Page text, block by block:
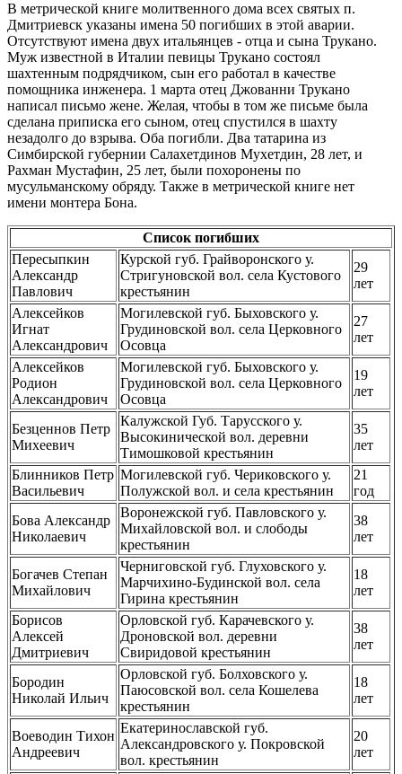
В метрической книге молитвенного дома всех святых п.
Дмитриевск указаны имена 50 погибших в этой аварии.
Отсутствуют имена двух итальянцев - отца и сына Трукано.
Муж известной в Италии певицы Трукано состоял
шахтенным подрядчиком, сын его работал в качестве
помощника инженера. 1 марта отец Джованни Трукано
написал письмо жене. Желая, чтобы в том же письме была
сделана приписка его сыном, отец спустился в шахту
незадолго до взрыва. Оба погибли. Два татарина из
Симбирской губернии Салахетдинов Мухетдин, 28 лет, и
Рахман Мустафин, 25 лет, были похоронены по
мусульманскому обряду. Также в метрической книге нет
имени монтера Бона.
Список погибших
Пересыпкин
Александр
Павлович
Курской губ. Грайворонского у.
Стригуновской вол. села Кустового
крестьянин
29
лет
Алексейков
Игнат
Александрович
Могилевской губ. Быховского у.
Грудиновской вол. села Церковного
Осовца
27
лет
Алексейков
Родион
Александрович
Могилевской губ. Быховского у.
Грудиновской вол. села Церковного
Осовца
19
лет
Безценнов Петр
Михеевич
Калужской Губ. Тарусского у.
Высокинической вол. деревни
Тимошковой крестьянин
35
лет
Блинников Петр
Васильевич
Могилевской губ. Чериковского у.
Полужской вол. и села крестьянин
21
год
Бова Александр
Николаевич
Воронежской губ. Павловского у.
Михайловской вол. и слободы
крестьянин
38
лет
Богачев Степан
Михайлович
Черниговской губ. Глуховского у.
Марчихино-Будинской вол. села
Гирина крестьянин
18
лет
Борисов
Алексей
Дмитриевич
Орловской губ. Карачевского у.
Дроновской вол. деревни
Свиридовой крестьянин
38
лет
Бородин
Николай Ильич
Орловской губ. Болховского у.
Паюсовской вол. села Кошелева
крестьянин
18
лет
Воеводин Тихон
Андреевич
Екатеринославской губ.
Александровского у. Покровской
вол. крестьянин
20
лет